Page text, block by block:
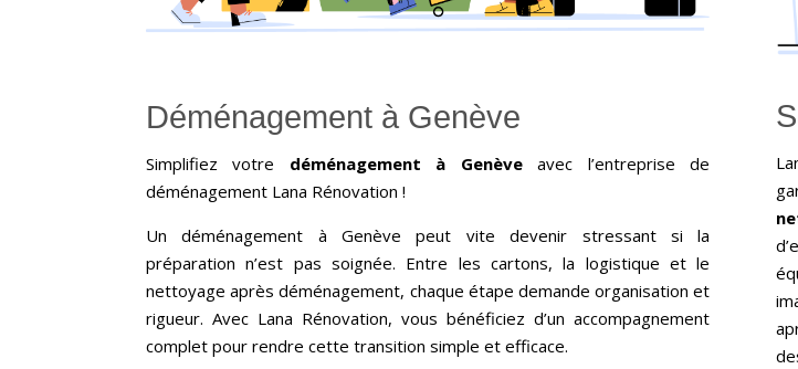
Déménagement à Genève
Simplifiez votre déménagement à Genèveavec l’entreprise de
déménagement Lana Rénovation !
Un déménagement à Genève peut vite devenir stressant si la
préparation n’est pas soignée. Entre les cartons, la logistique et le
nettoyage après déménagement, chaque étape demande organisation et
rigueur. Avec Lana Rénovation, vous bénéficiez d’un accompagnement
complet pour rendre cette transition simple et efficace.